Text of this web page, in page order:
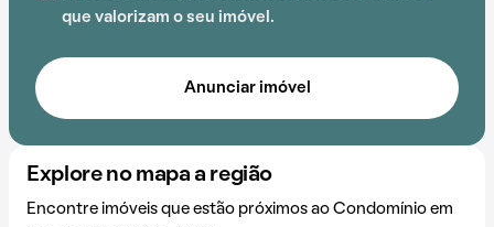
que valorizam o seu imóvel.
Anunciar imóvel
Explore no mapa a região
Encontre imóveis que estão próximos ao Condomínio em